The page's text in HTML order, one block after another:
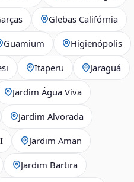
Glebas Califórnia
Guamium Higienópolis
Itaperu Jaraguá
Jardim Água Viva
Jardim Alvorada
Jardim Aman
Jardim Bartira